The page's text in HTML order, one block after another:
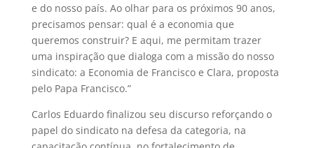
e do nosso país. Ao olhar para os próximos 90 anos,
precisamos pensar: qual é a economia que
queremos construir? E aqui, me permitam trazer
uma inspiração que dialoga com a missão do nosso
sindicato: a Economia de Francisco e Clara, proposta
pelo Papa Francisco.”
Carlos Eduardo finalizou seu discurso reforçando o
papel do sindicato na defesa da categoria, na